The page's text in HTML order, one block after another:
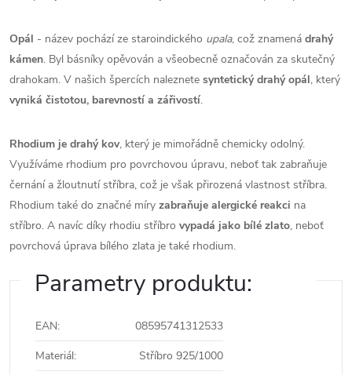
Opál - název pochází ze staroindického upala, což znamená drahý
kámen. Byl básníky opěvován a všeobecně označován za skutečný
drahokam. V našich špercích naleznete syntetický drahý opál, který
vyniká čistotou, barevností a zářivostí.
Rhodium je drahý kov, který je mimořádně chemicky odolný.
Využíváme rhodium pro povrchovou úpravu, neboť tak zabraňuje
černání a žloutnutí stříbra, což je však přirozená vlastnost stříbra.
Rhodium také do značné míry zabraňuje alergické reakci na
stříbro. A navíc díky rhodiu stříbro vypadá jako bílé zlato, neboť
povrchová úprava bílého zlata je také rhodium.
Parametry produktu:
EAN:
08595741312533
Materiál: Stříbro 925/1000